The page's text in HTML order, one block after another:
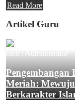
Read More
Artikel Guru
oleh : Administrator
Pengembangan
Meriah:
Berkarakter